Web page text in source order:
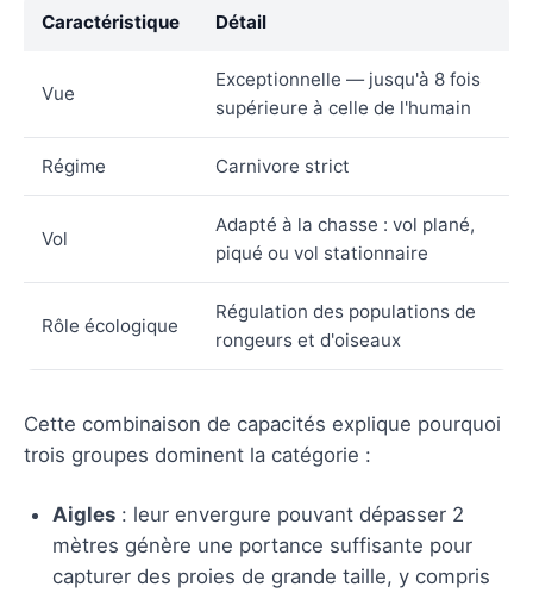
Caractéristique Détail
Vue
Exceptionnelle — jusqu'à 8 fois
supérieure à celle de l'humain
Régime Carnivore strict
Vol
Adapté à la chasse : vol plané,
piqué ou vol stationnaire
Rôle écologique
Régulation des populations de
rongeurs et d'oiseaux
Cette combinaison de capacités explique pourquoi
trois groupes dominent la catégorie :
Aigles : leur envergure pouvant dépasser 2
mètres génère une portance suffisante pour
capturer des proies de grande taille, y compris